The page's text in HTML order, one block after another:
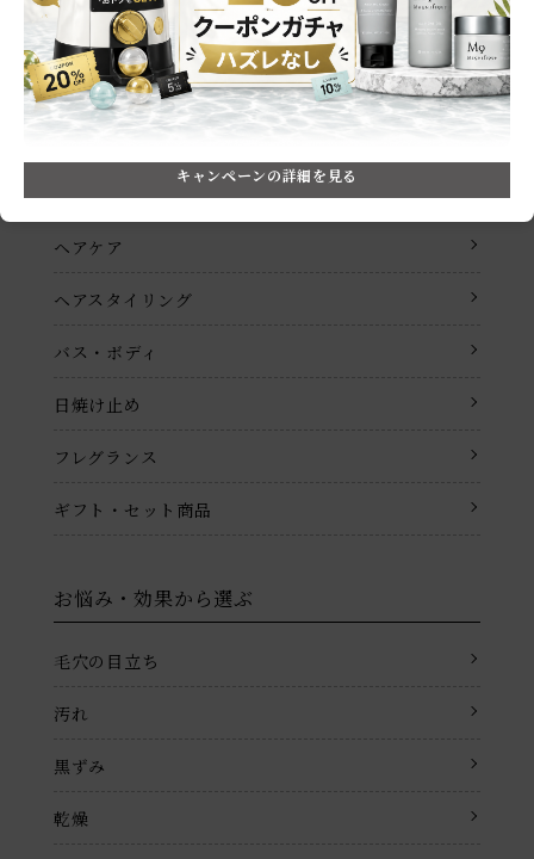
商品一覧
メイクアップ
ヘアケア
ヘアスタイリング
バス・ボディ
日焼け止め
フレグランス
ギフト・セット商品
お悩み・効果から選ぶ
毛穴の目立ち
汚れ
黒ずみ
乾燥
キャンペーンの詳細を見る